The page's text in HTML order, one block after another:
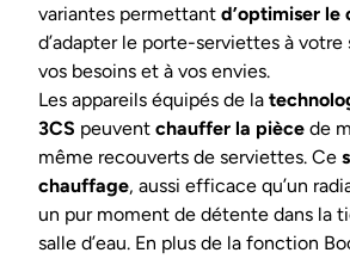
variantes permettant d’optimiser le
d’adapter le porte-serviettes à votre
vos besoins et à vos envies.
Les appareils équipés de la
3CS peuvent chauffer la pièce de
même recouverts de serviettes. Ce
chauffage, aussi efficace qu’un
un pur moment de détente dans la
salle d’eau. En plus de la fonction